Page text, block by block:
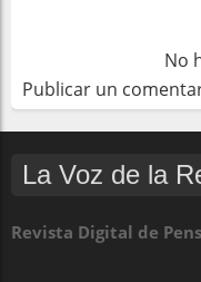
No
Publicar un
La Voz de la
Revista Digital de